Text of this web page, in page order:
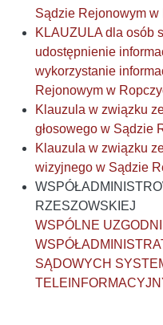
Sądzie Rejonowym w
KLAUZULA dla osób
udostępnienie
wykorzystanie
Rejonowym w
Klauzula w związku
głosowego w Sądzie
Klauzula w związku
wizyjnego w Sądzie
RZESZOWSKIEJ
WSPÓLNE
SĄDOWYCH